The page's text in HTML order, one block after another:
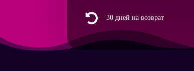
 30 дней на возврат